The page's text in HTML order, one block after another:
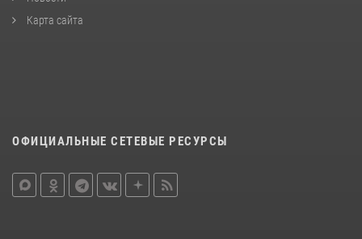
Карта сайта
ОФИЦИАЛЬНЫЕ СЕТЕВЫЕ РЕСУРСЫ